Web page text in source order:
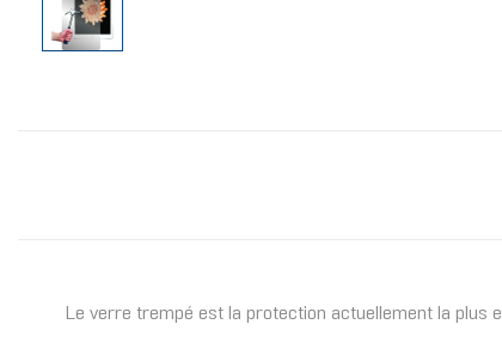
Le verre trempé est la protection actuellement la plus